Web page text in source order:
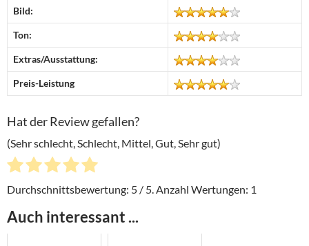
Bild:
Ton:
Extras/Ausstattung:
Preis-Leistung
Hat der Review gefallen?
(Sehr schlecht, Schlecht, Mittel, Gut, Sehr gut)
Durchschnittsbewertung: 5 / 5. Anzahl Wertungen: 1
Auch interessant ...